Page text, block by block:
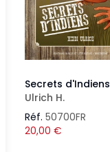
Secrets d'Indiens
Ulrich H.
Réf. 50700FR
20,00 €